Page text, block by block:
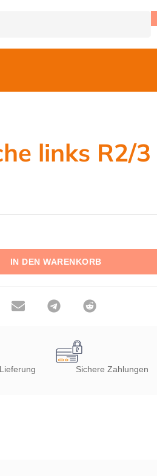
links R2/3
IN DEN WARENKORB
Sichere Zahlungen